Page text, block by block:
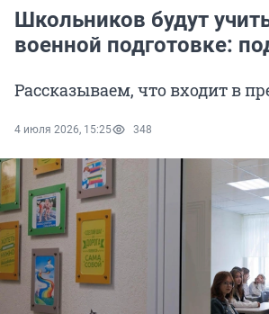
Школьников будут
военной подготовке:
Рассказываем, что входит в
4 июля 2026, 15:25 348